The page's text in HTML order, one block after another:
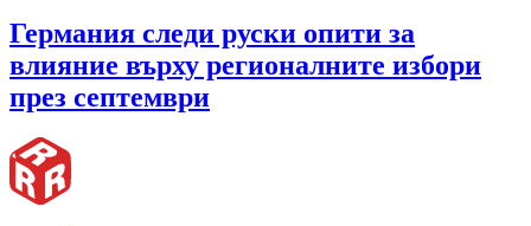
Германия следи руски опити за
влияние върху регионалните избори
през септември